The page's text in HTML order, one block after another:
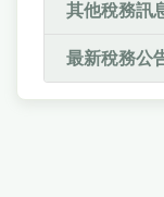
其他稅務訊
最新稅務公